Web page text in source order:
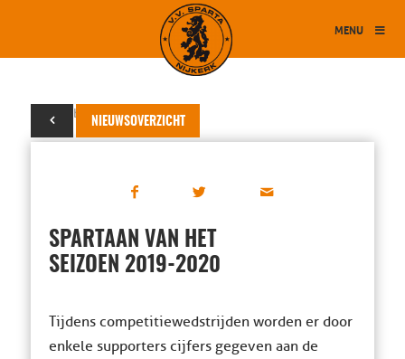
MENU
NIEUWSOVERZICHT
27 oktober 2019
SPARTAAN VAN HET
SEIZOEN 2019-2020
Tijdens competitiewedstrijden worden er door
enkele supporters cijfers gegeven aan de